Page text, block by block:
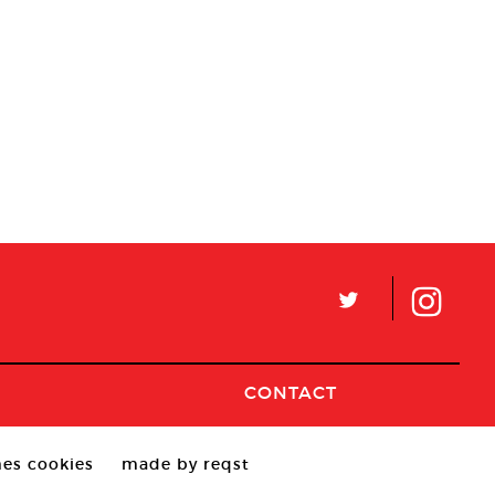
L
CONTACT
cookies made by reqst